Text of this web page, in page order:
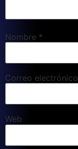
Nombre *
Correo electrónico
Web